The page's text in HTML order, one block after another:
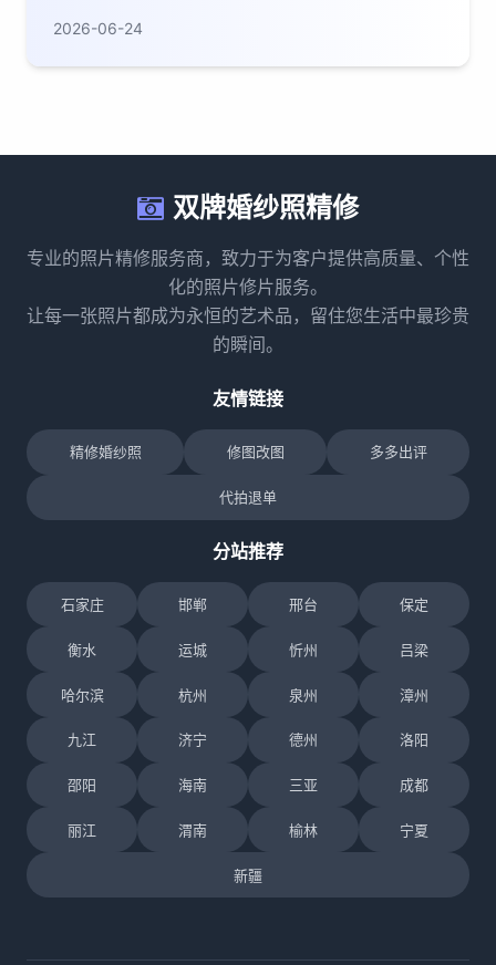
2026-06-24
双牌婚纱照精修
专业的照片精修服务商，致力于为客户提供高质量、个性
化的照片修片服务。
让每一张照片都成为永恒的艺术品，留住您生活中最珍贵
的瞬间。
友情链接
精修婚纱照 修图改图 多多出评
代拍退单
分站推荐
石家庄 邯郸 邢台 保定
衡水 运城 忻州 吕梁
哈尔滨 杭州 泉州 漳州
九江 济宁 德州 洛阳
邵阳 海南 三亚 成都
丽江 渭南 榆林 宁夏
新疆